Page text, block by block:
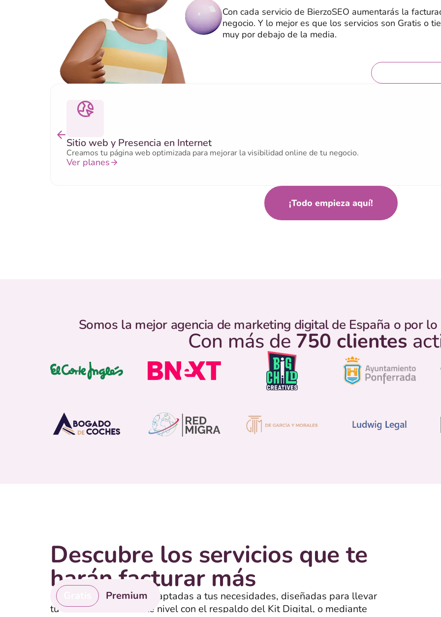
Con cada servicio de BierzoSEO aumentarás la
negocio. Y lo mejor es que los servicios son Gratis o
muy por debajo de la media.
Sitio web y Presencia en Internet
Creamos tu página web optimizada para mejorar la visibilidad online de tu negocio.
Ver planes
¡Todo empieza aquí!
Somos la mejor agencia de marketing digital de España o por
Con más de 750 clientes
Descubre los servicios que te
harán facturar más
Encuentra soluciones adaptadas a tus necesidades, diseñadas para llevar
tu empresa al siguiente nivel con el respaldo del Kit Digital, o mediante
Premium